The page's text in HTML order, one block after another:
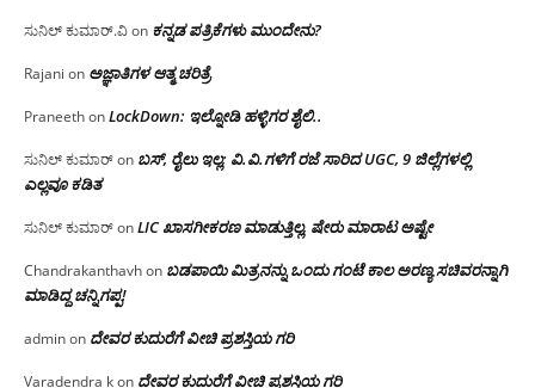
ಸುನಿಲ್ ಕುಮಾರ್.ವಿon ಕನ್ನಡ ಪತ್ರಿಕೆಗಳು ಮುಂದೇನು?
Rajani on ಅಜ್ಞಾತಿಗಳ ಆತ್ಮ ಚರಿತ್ರೆ
PraneethonLockDown: ಇಲ್ನೋಡಿ ಹಳ್ಳಿಗರ ಶೈಲಿ..
ಸುನಿಲ್ ಕುಮಾರ್on ಬಸ್, ರೈಲು ಇಲ್ಲ; ವಿ.ವಿ.ಗಳಿಗೆ ರಜೆ ಸಾರಿದ UGC, 9 ಜಿಲ್ಲೆಗಳಲ್ಲಿ
ಎಲ್ಲವೂ ಕಡಿತ
ಸುನಿಲ್ ಕುಮಾರ್onLIC ಖಾಸಗೀಕರಣ ಮಾಡುತ್ತಿಲ್ಲ, ಷೇರು ಮಾರಾಟ ಅಷ್ಟೇ
Chandrakanthavhon ಬಡಪಾಯಿ ಮಿತ್ರನನ್ನು ಒಂದು ಗಂಟೆ ಕಾಲ ಅರಣ್ಯ ಸಚಿವರನ್ನಾಗಿ
ಮಾಡಿದ್ದ ಚನ್ನಿಗಪ್ಪ!
adminon ದೇವರ ಕುದುರೆಗೆ ವೀಚಿ ಪ್ರಶಸ್ತಿಯ ಗರಿ
Varadendra kon ದೇವರ ಕುದುರೆಗೆ ವೀಚಿ ಪ್ರಶಸ್ತಿಯ ಗರಿ